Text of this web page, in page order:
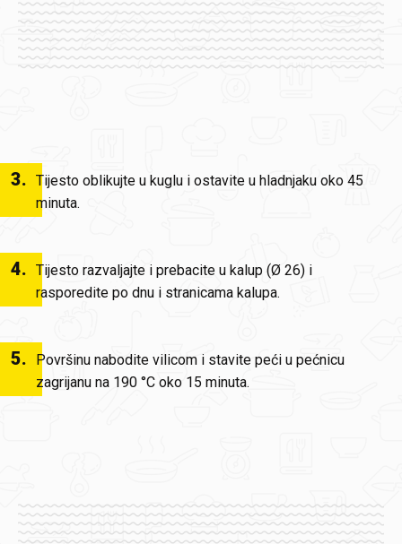
3. Tijesto oblikujte u kuglu i ostavite u hladnjaku oko 45
minuta.
4. Tijesto razvaljajte i prebacite u kalup (Ø 26) i
rasporedite po dnu i stranicama kalupa.
5.
Površinu nabodite vilicom i stavite peći u pećnicu
zagrijanu na 190 °C oko 15 minuta.